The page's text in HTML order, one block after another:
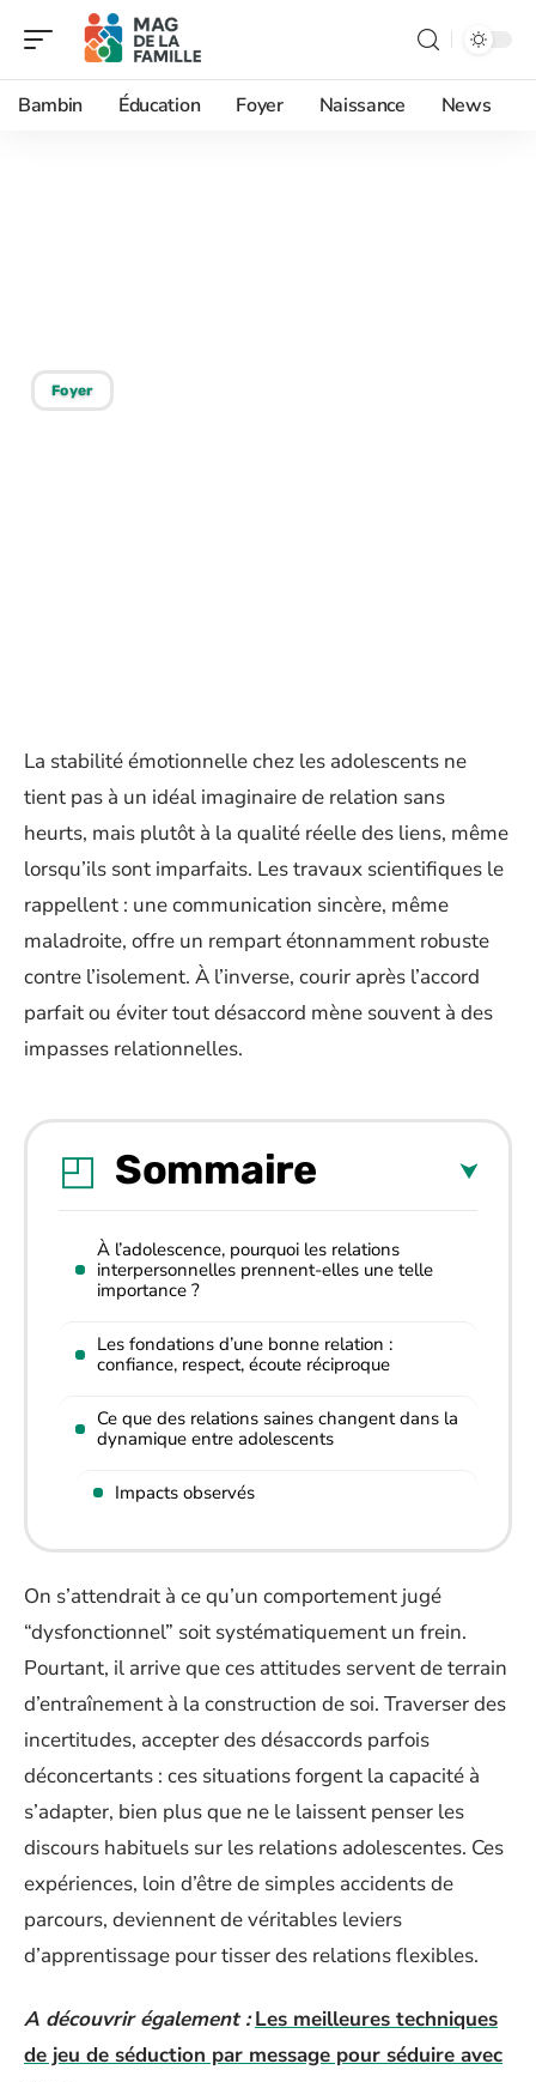
Bambin Éducation Foyer Naissance News
Foyer
La stabilité émotionnelle chez les adolescents ne
tient pas à un idéal imaginaire de relation sans
heurts, mais plutôt à la qualité réelle des liens, même
lorsqu’ils sont imparfaits. Les travaux scientifiques le
rappellent : une communication sincère, même
maladroite, offre un rempart étonnamment robuste
contre l’isolement. À l’inverse, courir après l’accord
parfait ou éviter tout désaccord mène souvent à des
impasses relationnelles.
Sommaire
À l’adolescence, pourquoi les relations
interpersonnelles prennent-elles une telle
importance ?
Les fondations d’une bonne relation :
confiance, respect, écoute réciproque
Ce que des relations saines changent dans la
dynamique entre adolescents
Impacts observés
On s’attendrait à ce qu’un comportement jugé
“dysfonctionnel” soit systématiquement un frein.
Pourtant, il arrive que ces attitudes servent de terrain
d’entraînement à la construction de soi. Traverser des
incertitudes, accepter des désaccords parfois
déconcertants : ces situations forgent la capacité à
s’adapter, bien plus que ne le laissent penser les
discours habituels sur les relations adolescentes. Ces
expériences, loin d’être de simples accidents de
parcours, deviennent de véritables leviers
d’apprentissage pour tisser des relations flexibles.
A découvrir également : Les meilleures techniques
de jeu de séduction par message pour séduire avec